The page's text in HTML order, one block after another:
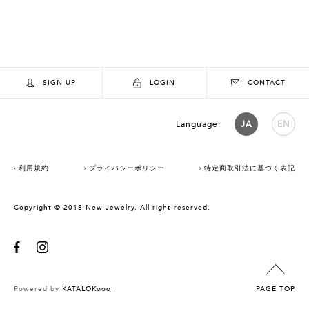
SIGN UP LOGIN CONTACT
Language: JA EN
利用規約 プライバシーポリシー 特定商取引法に基づく表記
Copyright © 2018 New Jewelry. All right reserved.
Powered by KATALOKooo PAGE TOP